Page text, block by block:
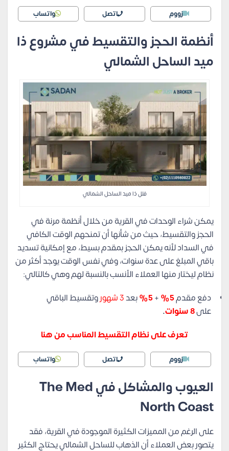
زووم اتصل واتساب
أنظمة الحجز والتقسيط في مشروع ذا
ميد الساحل الشمالي
فلل ذا ميد الساحل الشمالي
يمكن شراء الوحدات في القرية من خلال أنظمة مرنة في
الحجز والتقسيط، حيث من شأنها أن تمنحهم الوقت الكافي
في السداد لأنه يمكن الحجز بمقدم بسيط، مع إمكانية تسديد
باقي المبلغ على عدة سنوات، وفي نفس الوقت يوجد أكثر من
نظام ليختار منها العملاء الأنسب بالنسبة لهم وهي كالتالي:
دفع مقدم5%
+
5% بعد3 شهور
وتقسيط الباقي
على8 سنوات
.
تعرف على نظام التقسيط المناسب من هنا
زووم اتصل واتساب
العيوب والمشاكل في The Med
North Coast
على الرغم من المميزات الكثيرة الموجودة في القرية، فقد
يتصور بعض العملاء أن الذهاب للساحل الشمالي يحتاج الكثير